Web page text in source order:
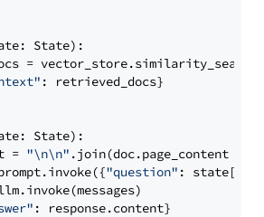
State):
=
: retrieved_docs}
State):
=
"\n\n" .join(doc.page_content
"question" : state[
: response.content}